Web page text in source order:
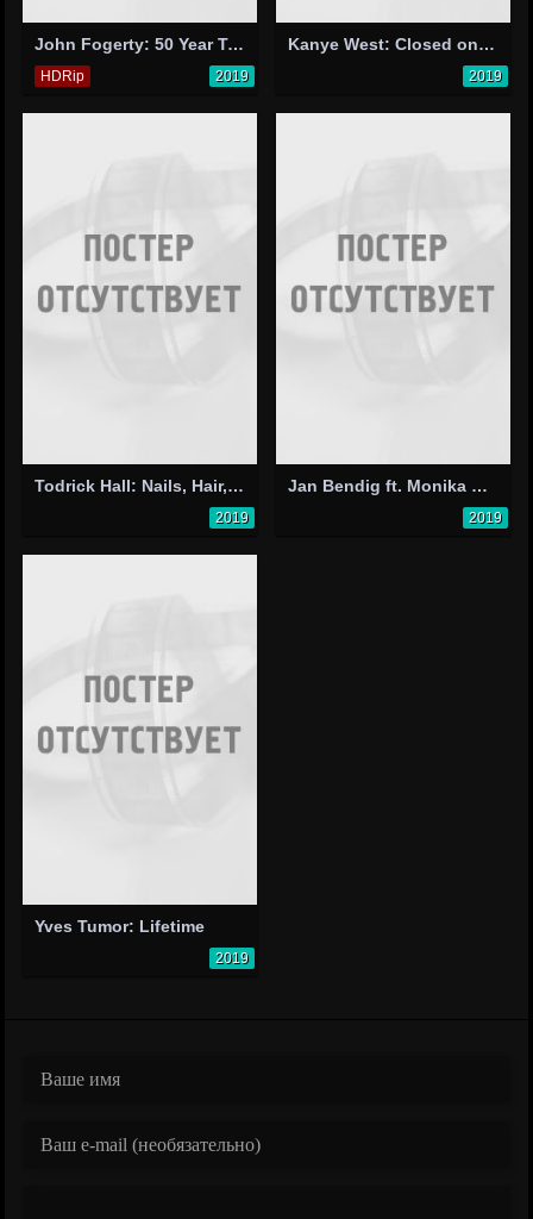
John Fogerty: 50 Year Trip - Live at Red Rocks
HDRip 2019
Kanye West: Closed on Sunday
2019
Todrick Hall: Nails, Hair, Hips, Heels
2019
Jan Bendig ft. Monika Bagárová: Viva La Vida
2019
Yves Tumor: Lifetime
2019